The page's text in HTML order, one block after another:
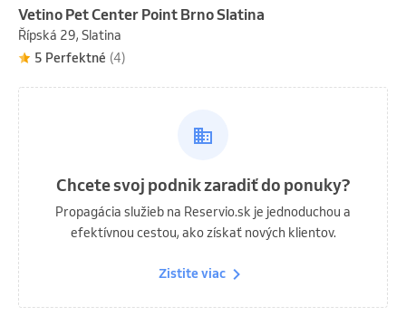
Vetino Pet Center Point Brno Slatina
Řípská 29, Slatina
5 Perfektné (4)
Chcete svoj podnik zaradiť do ponuky?
Propagácia služieb na Reservio.sk je jednoduchou a
efektívnou cestou, ako získať nových klientov.
Zistite viac